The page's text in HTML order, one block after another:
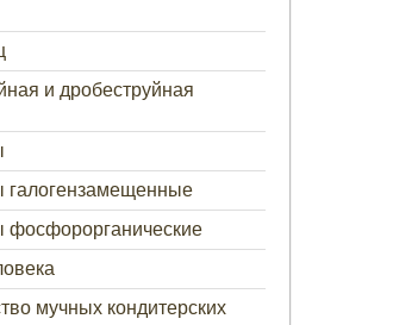
и дробеструйная
галогензамещенные
фосфорорганические
мучных кондитерских